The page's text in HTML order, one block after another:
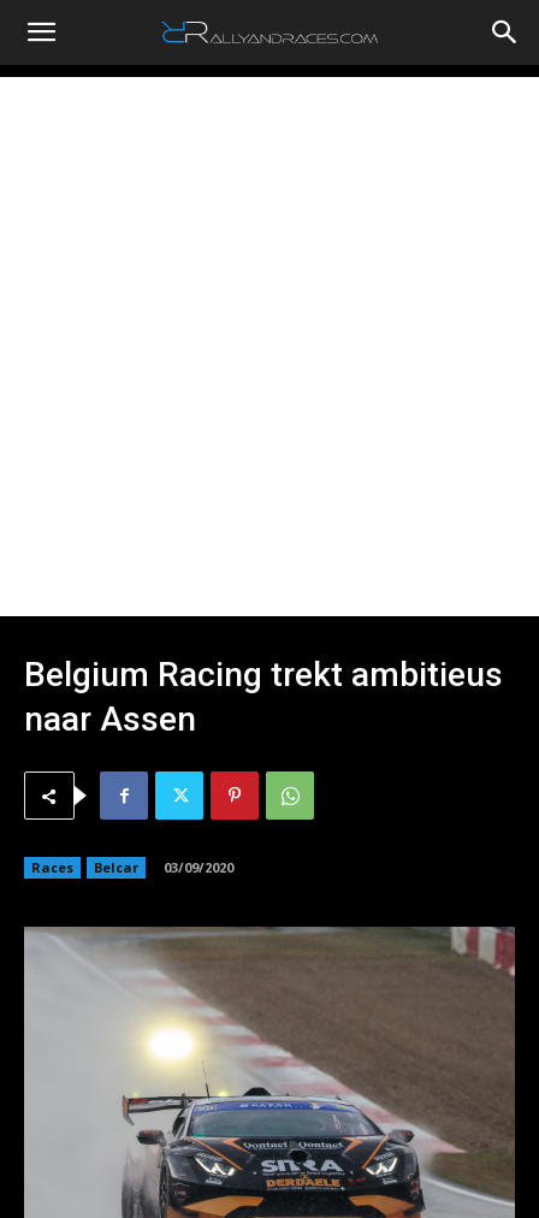
RallyandRaces.com
Belgium Racing trekt ambitieus
naar Assen
Races Belcar 03/09/2020